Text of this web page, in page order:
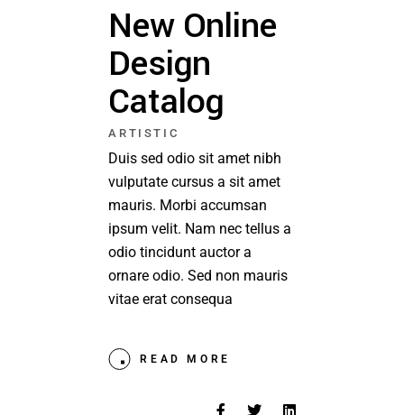
New Online
Design
Catalog
ARTISTIC
Duis sed odio sit amet nibh
vulputate cursus a sit amet
mauris. Morbi accumsan
ipsum velit. Nam nec tellus a
odio tincidunt auctor a
ornare odio. Sed non mauris
vitae erat consequa
READ MORE